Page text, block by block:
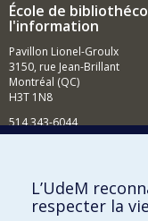
École de
l'information
Pavillon Lionel-Groulx
3150, rue Jean-Brillant
Montréal (QC)
H3T 1N8
514 343-6044
Comment soutenir
BESOIN D'AIDE?
L’UdeM
respecter la